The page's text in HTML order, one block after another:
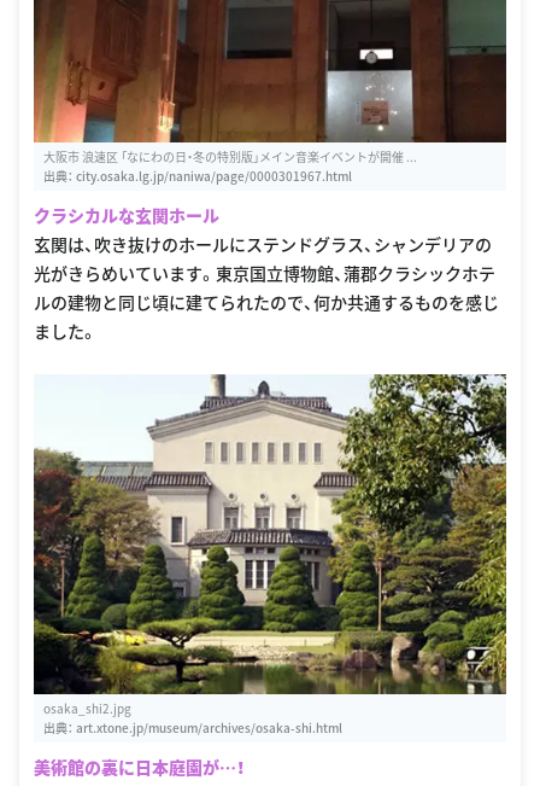
大阪市 浪速区 「なにわの日・冬の特別版」メイン音楽イベントが開催 ...
出典： city.osaka.lg.jp/naniwa/page/0000301967.html
クラシカルな玄関ホール
玄関は、吹き抜けのホールにステンドグラス、シャンデリアの
光がきらめいています。東京国立博物館、蒲郡クラシックホテ
ルの建物と同じ頃に建てられたので、何か共通するものを感じ
ました。
osaka_shi2.jpg
出典： art.xtone.jp/museum/archives/osaka-shi.html
美術館の裏に日本庭園が…！